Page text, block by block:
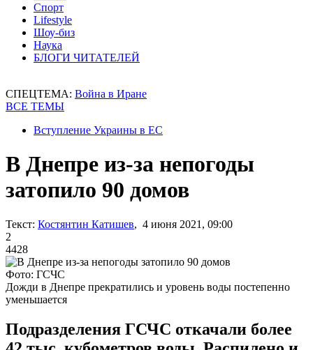
Спорт
Lifestyle
Шоу-биз
Наука
БЛОГИ ЧИТАТЕЛЕЙ
СПЕЦТЕМА: Война в Иране
ВСЕ ТЕМЫ
Вступление Украины в ЕС
В Днепре из-за непогоды
затопило 90 домов
Текст: Костянтин Катишев, 4 июня 2021, 09:00
2
4428
Фото: ГСЧС
Дожди в Днепре прекратились и уровень воды постепенно
уменьшается
Подразделения ГСЧС откачали более